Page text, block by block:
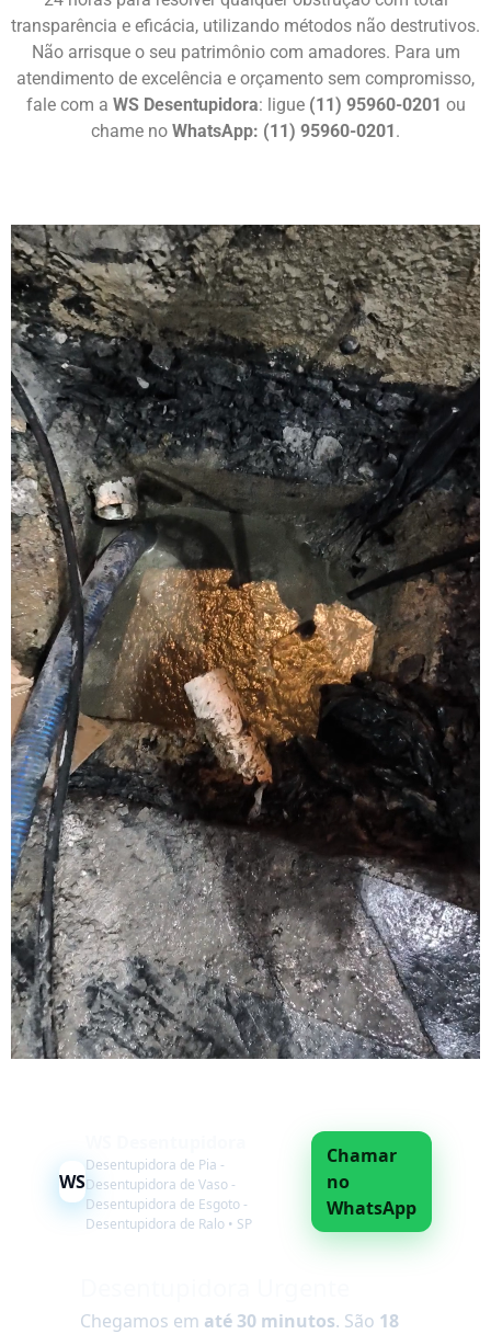
transparência e eficácia, utilizando métodos não destrutivos.
Não arrisque o seu patrimônio com amadores. Para um
atendimento de excelência e orçamento sem compromisso,
fale com a WS Desentupidora: ligue (11) 95960-0201 ou
chame no WhatsApp: (11) 95960-0201.
WS
Desentupidora de Pia -
Desentupidora de Vaso -
Desentupidora de Esgoto -
Desentupidora de Ralo • SP
Chamar
no
WhatsApp
Chegamos em até 30 minutos. São 18